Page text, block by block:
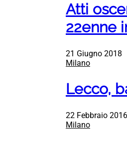
Atti
22enne
21 Giugno 2018
Milano
Lecco,
22 Febbraio 2016
Milano